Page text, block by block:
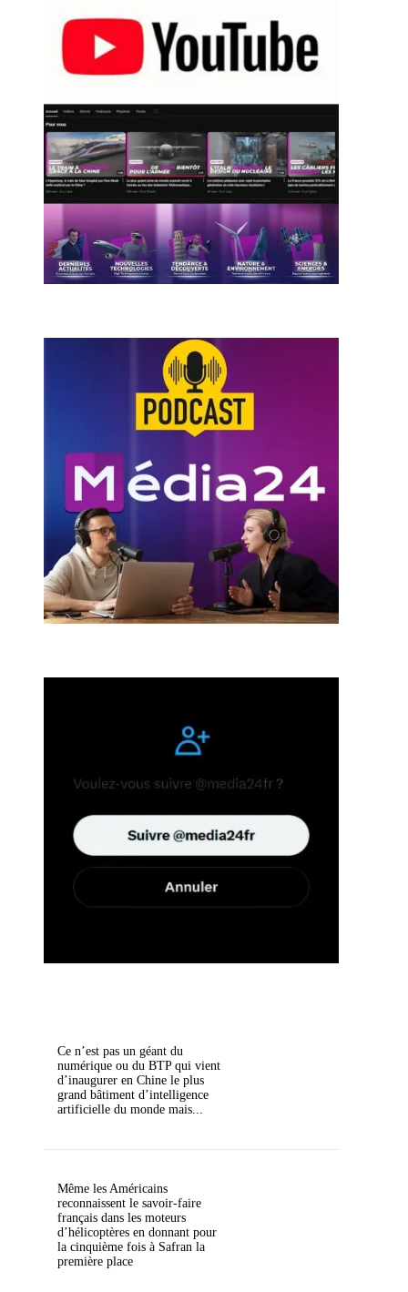
Ce n’est pas un géant du
numérique ou du BTP qui vient
d’inaugurer en Chine le plus
grand bâtiment d’intelligence
artificielle du monde mais...
Même les Américains
reconnaissent le savoir-faire
français dans les moteurs
d’hélicoptères en donnant pour
la cinquième fois à Safran la
première place